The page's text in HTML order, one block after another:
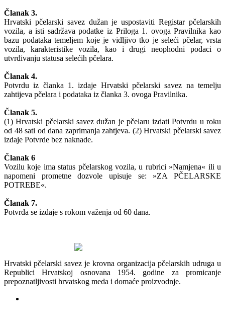
Članak 3.
Hrvatski pčelarski savez dužan je uspostaviti Registar pčelarskih
vozila, a isti sadržava podatke iz Priloga 1. ovoga Pravilnika kao
bazu podataka temeljem koje je vidljivo tko je seleći pčelar, vrsta
vozila, karakteristike vozila, kao i drugi neophodni podaci o
utvrđivanju statusa selećih pčelara.
Članak 4.
Potvrdu iz članka 1. izdaje Hrvatski pčelarski savez na temelju
zahtijeva pčelara i podataka iz članka 3. ovoga Pravilnika.
Članak 5.
(1) Hrvatski pčelarski savez dužan je pčelaru izdati Potvrdu u roku
od 48 sati od dana zaprimanja zahtjeva. (2) Hrvatski pčelarski savez
izdaje Potvrde bez naknade.
Članak 6
Vozilu koje ima status pčelarskog vozila, u rubrici »Namjena« ili u
napomeni prometne dozvole upisuje se: »ZA PČELARSKE
POTREBE«.
Članak 7.
Potvrda se izdaje s rokom važenja od 60 dana.
Hrvatski pčelarski savez je krovna organizacija pčelarskih udruga u
Republici Hrvatskoj osnovana 1954. godine za promicanje
prepoznatljivosti hrvatskog meda i domaće proizvodnje.